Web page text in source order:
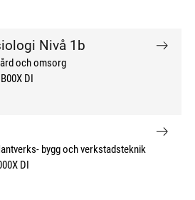
Nivå 1b
och omsorg
DI
bygg och verkstadsteknik
DI